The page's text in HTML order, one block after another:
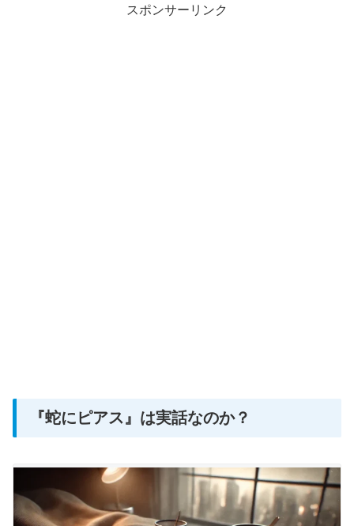
スポンサーリンク
『蛇にピアス』は実話なのか？